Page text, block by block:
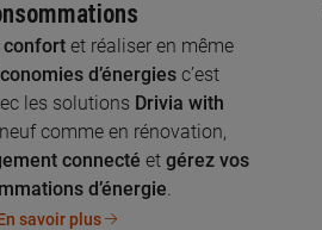
confort et réaliser en même
d’énergies c’est
les solutions Drivia with
comme en rénovation,
connecté et gérez vos
d’énergie.
savoir plus